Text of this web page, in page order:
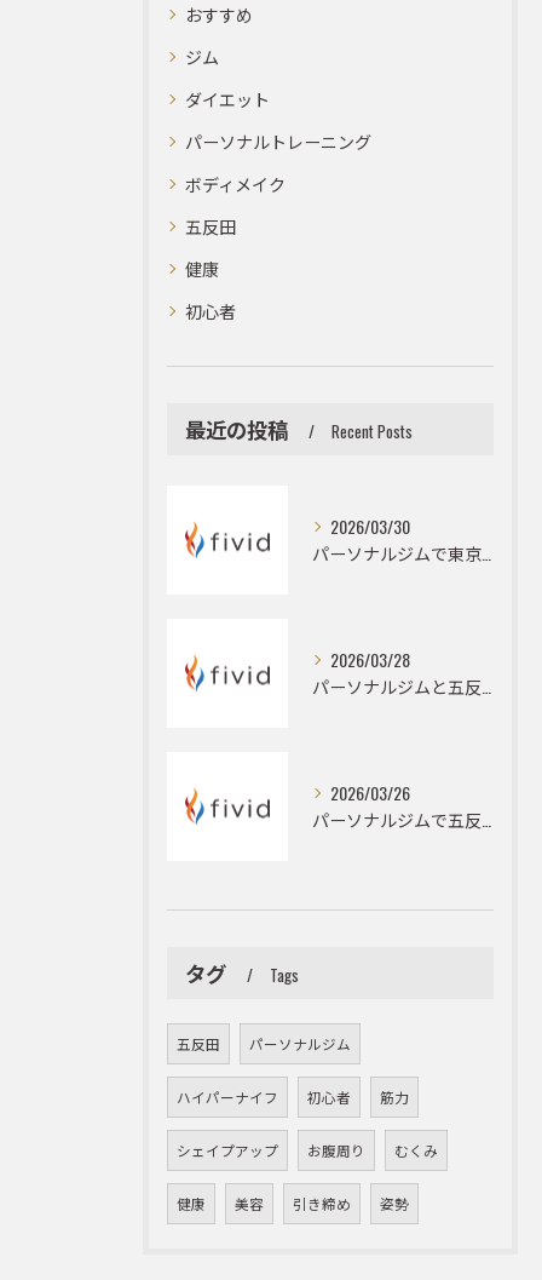
おすすめ
ジム
ダイエット
パーソナルトレーニング
ボディメイク
五反田
健康
初心者
最近の投稿 Recent Posts
2026/03/30
2026/03/28
2026/03/26
タグ Tags
五反田 パーソナルジム
ハイパーナイフ 初心者 筋力
シェイプアップ お腹周り むくみ
健康 美容 引き締め 姿勢